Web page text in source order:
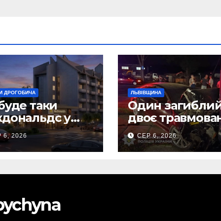
ДРОГОБИЧА
таки
у
(Фото)
6, 2026
ЛЬВІВЩИНА
Один
двоє
внаслідок ДТП
Самбірщині
СЕР 6, 2026